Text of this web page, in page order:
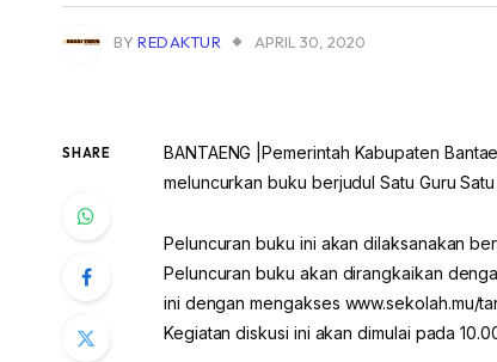
BY REDAKTUR APRIL 30, 2020
SHARE
BANTAENG |Pemerintah Kabupaten
meluncurkan buku berjudul Satu Guru
Peluncuran buku ini akan dilaksanakan
Peluncuran buku akan dirangkaikan
ini dengan mengakses www.sekolah.mu/
Kegiatan diskusi ini akan dimulai pada